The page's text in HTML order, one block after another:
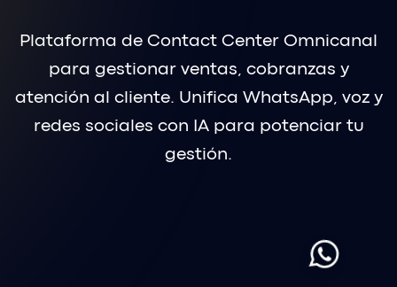
Plataforma de Contact Center Omnicanal
para gestionar ventas, cobranzas y
atención al cliente. Unifica WhatsApp, voz y
redes sociales con IA para potenciar tu
gestión.